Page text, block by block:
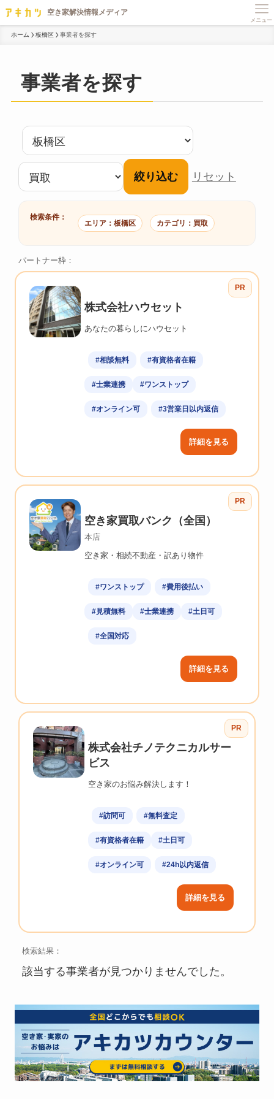
メニュー
ホーム 板橋区 事業者を探す
事業者を探す
絞り込む リセット
検索条件：
エリア：板橋区 カテゴリ：買取
パートナー枠：
PR
株式会社ハウセット
あなたの暮らしにハウセット
#相談無料 #有資格者在籍
#士業連携 #ワンストップ
#オンライン可 #3営業日以内返信
詳細を見る
PR
空き家買取バンク（全国）
本店
空き家・相続不動産・訳あり物件
#ワンストップ #費用後払い
#見積無料 #士業連携 #土日可
#全国対応
詳細を見る
PR
株式会社チノテクニカルサー
ビス
空き家のお悩み解決します！
#訪問可 #無料査定
#有資格者在籍 #土日可
#オンライン可 #24h以内返信
詳細を見る
検索結果：
該当する事業者が見つかりませんでした。